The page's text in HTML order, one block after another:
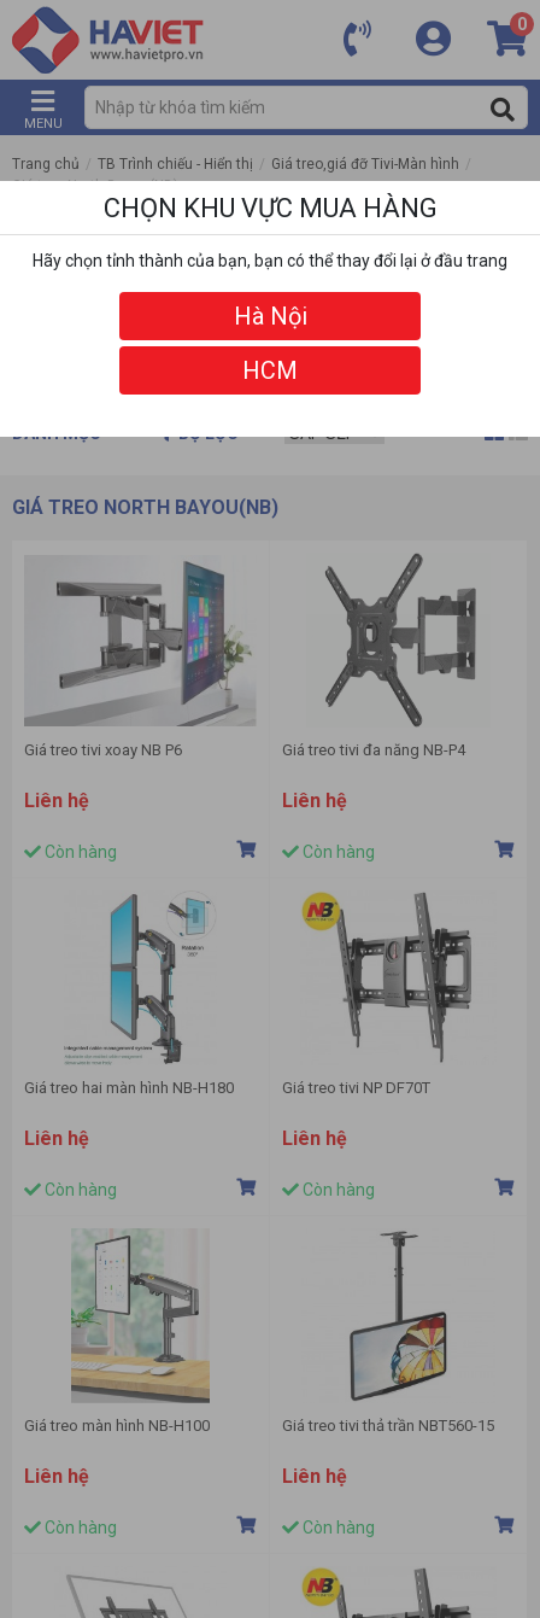
0
MENU
Trang chủ / TB Trình chiếu - Hiển thị / Giá treo,giá đỡ Tivi-Màn hình /
Giá treo North Bayou(NB)
DANH MỤC BỘ LỌC
GIÁ TREO NORTH BAYOU(NB)
Giá treo tivi xoay NB P6
Liên hệ
Còn hàng
Giá treo tivi đa năng NB-P4
Liên hệ
Còn hàng
Giá treo hai màn hình NB-H180
Liên hệ
Còn hàng
Giá treo tivi NP DF70T
Liên hệ
Còn hàng
Giá treo màn hình NB-H100
Liên hệ
Còn hàng
Giá treo tivi thả trần NBT560-15
Liên hệ
Còn hàng
CHỌN KHU VỰC MUA HÀNG
Hãy chọn tỉnh thành của bạn, bạn có thể thay đổi lại ở đầu trang
Hà Nội
HCM